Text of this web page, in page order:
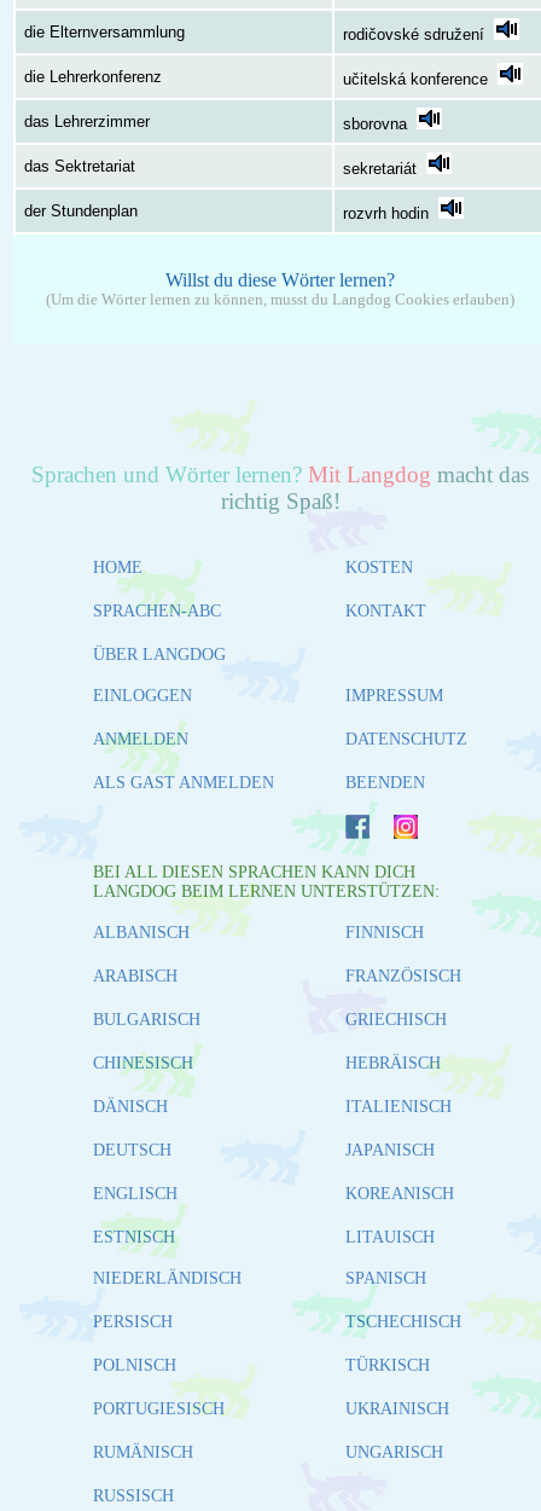
die Elternversammlung rodičovské sdružení
die Lehrerkonferenz učitelská konference
das Lehrerzimmer sborovna
das Sektretariat sekretariát
der Stundenplan rozvrh hodin
Willst du diese Wörter lernen?
(Um die Wörter lernen zu können, musst du Langdog Cookies erlauben)
Sprachen und Wörter lernen? Mit Langdog macht das
richtig Spaß!
HOME
SPRACHEN-ABC
ÜBER LANGDOG
KOSTEN
KONTAKT
EINLOGGEN
ANMELDEN
ALS GAST ANMELDEN
IMPRESSUM
DATENSCHUTZ
BEENDEN
BEI ALL DIESEN SPRACHEN KANN DICH
LANGDOG BEIM LERNEN UNTERSTÜTZEN:
ALBANISCH
ARABISCH
BULGARISCH
CHINESISCH
DÄNISCH
DEUTSCH
ENGLISCH
ESTNISCH
FINNISCH
FRANZÖSISCH
GRIECHISCH
HEBRÄISCH
ITALIENISCH
JAPANISCH
KOREANISCH
LITAUISCH
NIEDERLÄNDISCH
PERSISCH
POLNISCH
PORTUGIESISCH
RUMÄNISCH
RUSSISCH
SPANISCH
TSCHECHISCH
TÜRKISCH
UKRAINISCH
UNGARISCH